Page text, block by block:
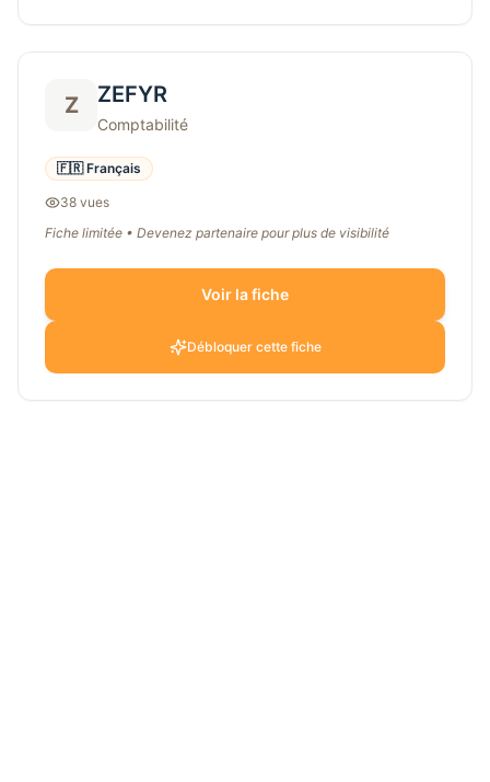
Z ZEFYR
Comptabilité
🇫🇷 Français
38 vues
Fiche limitée • Devenez partenaire pour plus de visibilité
Voir la fiche
Débloquer cette fiche